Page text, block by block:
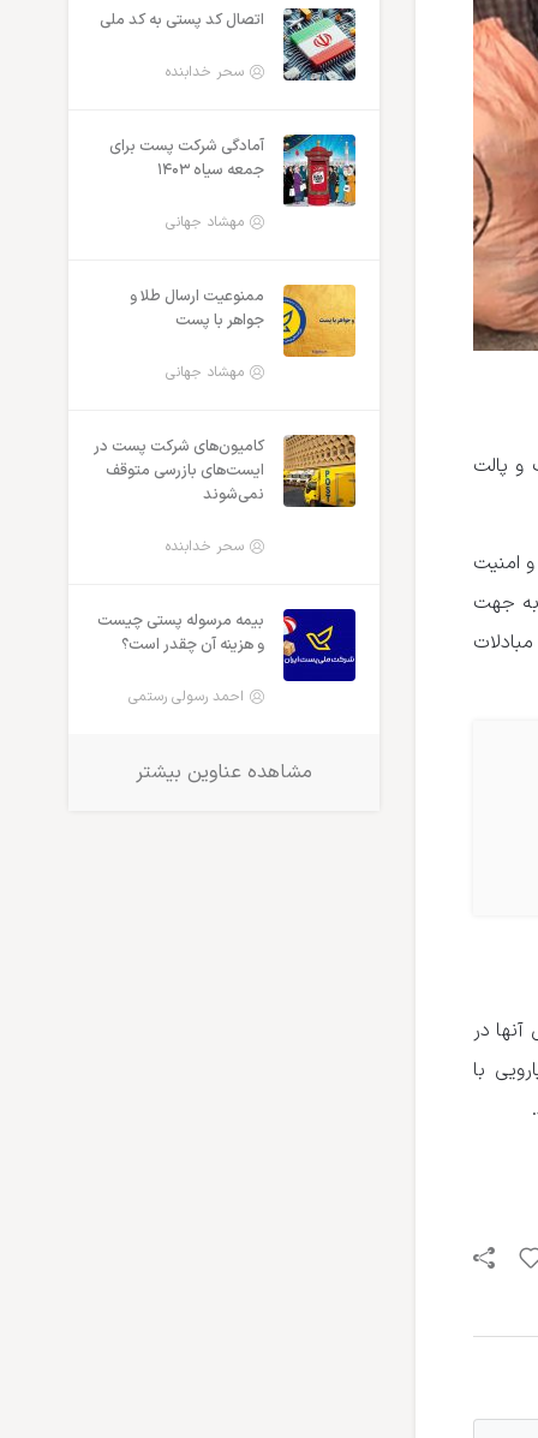
و پالت
امنیت
به جهت
در
با
اتصال کد پستی به کد ملی
سحر خدابنده
آمادگی شرکت پست برای
جمعه سیاه ۱۴۰۳
مهشاد جهانی
ممنوعیت ارسال طلا و
جواهر با پست
مهشاد جهانی
کامیون‌های شرکت پست در
ایست‌های بازرسی متوقف
نمی‌شوند
سحر خدابنده
بیمه مرسوله پستی چیست
و هزینه آن چقدر است؟
احمد رسولی رستمی
مشاهده عناوین بیشتر